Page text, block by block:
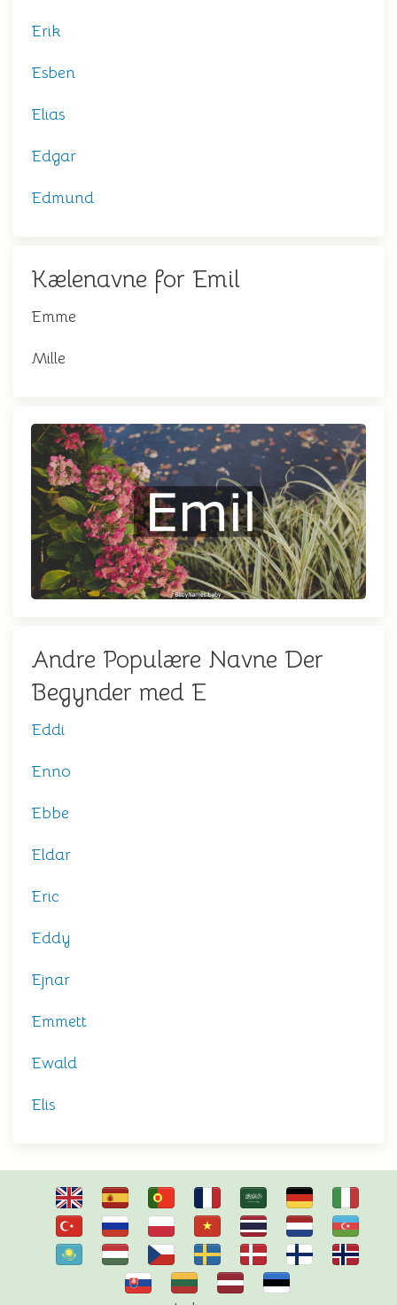
Erik
Esben
Elias
Edgar
Edmund
Kælenavne for Emil
Emme
Mille
Andre Populære Navne Der
Begynder med E
Eddi
Enno
Ebbe
Eldar
Eric
Eddy
Ejnar
Emmett
Ewald
Elis